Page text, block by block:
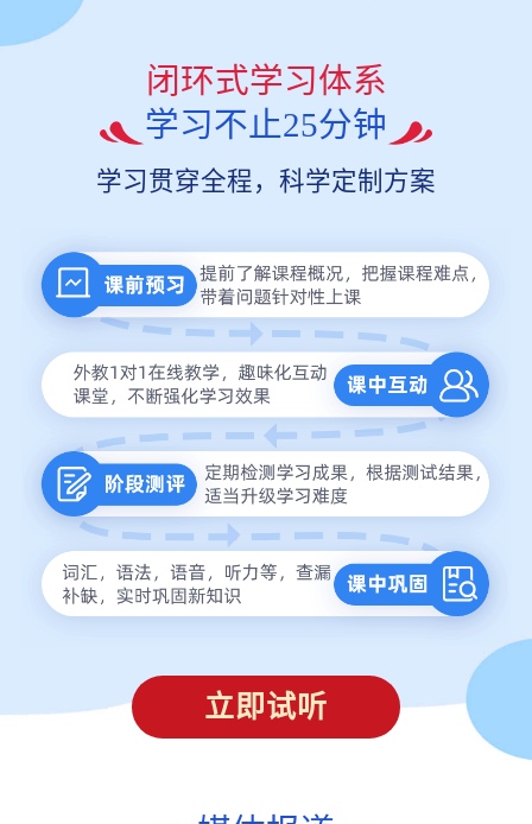
闭环式学习体系
学习不止25分钟
学习贯穿全程，科学定制方案
立即试听